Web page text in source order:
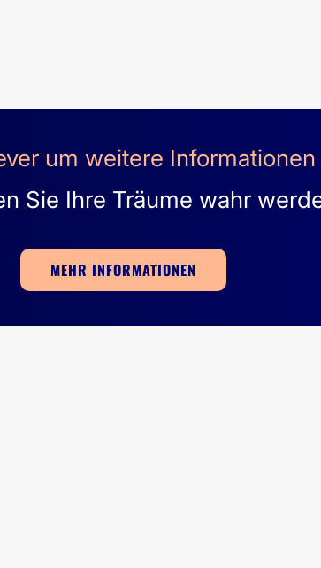
um weitere
Sie Ihre Träume wahr
MEHR INFORMATIONEN